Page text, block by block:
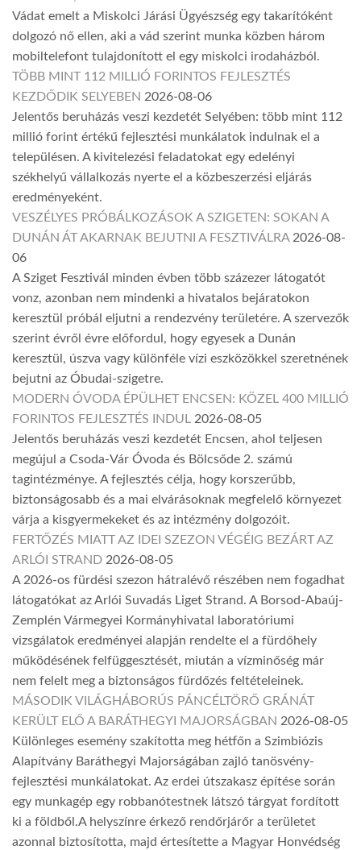
Vádat emelt a Miskolci Járási Ügyészség egy takarítóként
dolgozó nő ellen, aki a vád szerint munka közben három
mobiltelefont tulajdonított el egy miskolci irodaházból.
TÖBB MINT 112 MILLIÓ FORINTOS FEJLESZTÉS
KEZDŐDIK SELYEBEN 2026-08-06
Jelentős beruházás veszi kezdetét Selyében: több mint 112
millió forint értékű fejlesztési munkálatok indulnak el a
településen. A kivitelezési feladatokat egy edelényi
székhelyű vállalkozás nyerte el a közbeszerzési eljárás
eredményeként.
VESZÉLYES PRÓBÁLKOZÁSOK A SZIGETEN: SOKAN A
DUNÁN ÁT AKARNAK BEJUTNI A FESZTIVÁLRA 2026-08-
06
A Sziget Fesztivál minden évben több százezer látogatót
vonz, azonban nem mindenki a hivatalos bejáratokon
keresztül próbál eljutni a rendezvény területére. A szervezők
szerint évről évre előfordul, hogy egyesek a Dunán
keresztül, úszva vagy különféle vízi eszközökkel szeretnének
bejutni az Óbudai-szigetre.
MODERN ÓVODA ÉPÜLHET ENCSEN: KÖZEL 400 MILLIÓ
FORINTOS FEJLESZTÉS INDUL 2026-08-05
Jelentős beruházás veszi kezdetét Encsen, ahol teljesen
megújul a Csoda-Vár Óvoda és Bölcsőde 2. számú
tagintézménye. A fejlesztés célja, hogy korszerűbb,
biztonságosabb és a mai elvárásoknak megfelelő környezet
várja a kisgyermekeket és az intézmény dolgozóit.
FERTŐZÉS MIATT AZ IDEI SZEZON VÉGÉIG BEZÁRT AZ
ARLÓI STRAND 2026-08-05
A 2026-os fürdési szezon hátralévő részében nem fogadhat
látogatókat az Arlói Suvadás Liget Strand. A Borsod-Abaúj-
Zemplén Vármegyei Kormányhivatal laboratóriumi
vizsgálatok eredményei alapján rendelte el a fürdőhely
működésének felfüggesztését, miután a vízminőség már
nem felelt meg a biztonságos fürdőzés feltételeinek.
MÁSODIK VILÁGHÁBORÚS PÁNCÉLTÖRŐ GRÁNÁT
KERÜLT ELŐ A BARÁTHEGYI MAJORSÁGBAN 2026-08-05
Különleges esemény szakította meg hétfőn a Szimbiózis
Alapítvány Baráthegyi Majorságában zajló tanösvény-
fejlesztési munkálatokat. Az erdei útszakasz építése során
egy munkagép egy robbanótestnek látszó tárgyat fordított
ki a földből.A helyszínre érkező rendőrjárőr a területet
azonnal biztosította, majd értesítette a Magyar Honvédség